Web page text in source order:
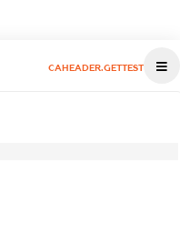
CAHEADER.GETTEST